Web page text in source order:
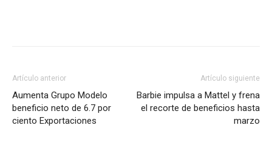
Artículo anterior
Aumenta Grupo Modelo
beneficio neto de 6.7 por
ciento Exportaciones
Artículo siguiente
Barbie impulsa a Mattel y frena
el recorte de beneficios hasta
marzo